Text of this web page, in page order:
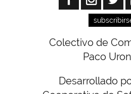
Colectivo de
Paco
Desarrollado